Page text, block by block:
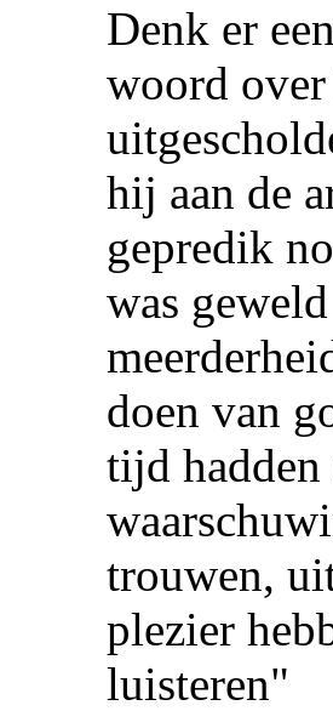
Denk er
woord
hij aan de
gepredik
was
doen van
tijd hadden
trouwen,
plezier
luisteren"